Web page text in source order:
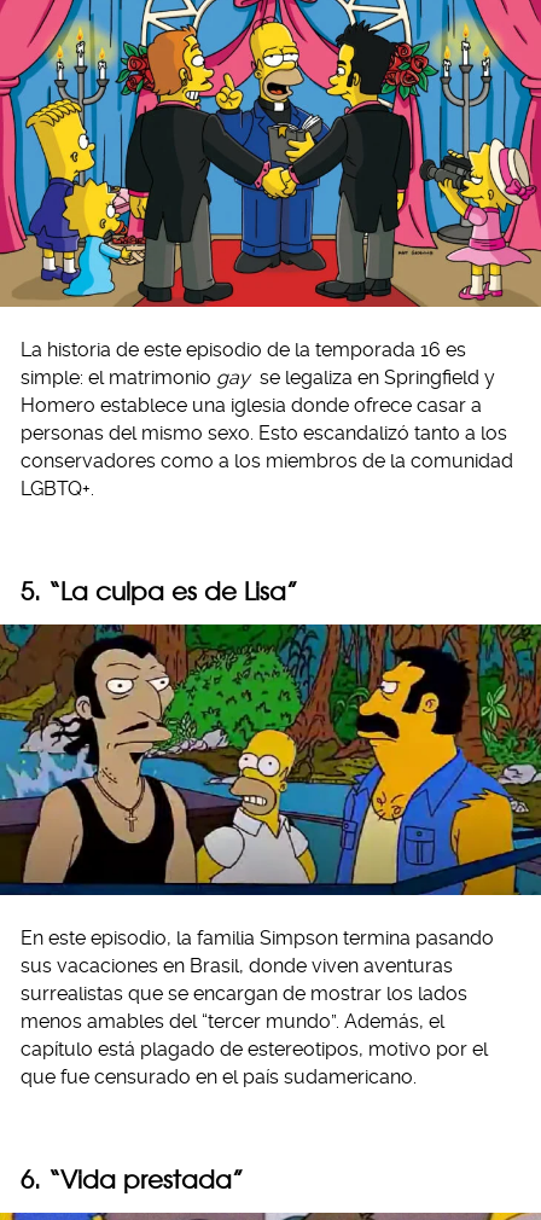
La historia de este episodio de la temporada 16 es
simple: el matrimonio gay se legaliza en Springfield y
Homero establece una iglesia donde ofrece casar a
personas del mismo sexo. Esto escandalizó tanto a los
conservadores como a los miembros de la comunidad
LGBTQ+.
5. “La culpa es de Lisa”
En este episodio, la familia Simpson termina pasando
sus vacaciones en Brasil, donde viven aventuras
surrealistas que se encargan de mostrar los lados
menos amables del “tercer mundo”. Además, el
capítulo está plagado de estereotipos, motivo por el
que fue censurado en el país sudamericano.
6. “Vida prestada”